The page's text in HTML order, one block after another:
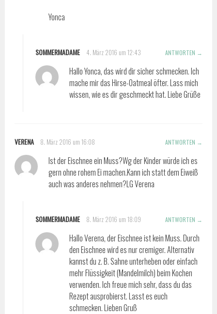
Yonca
SOMMERMADAME 4. März 2016 um 12:43 ANTWORTEN
Hallo Yonca, das wird dir sicher schmecken. Ich
mache mir das Hirse-Oatmeal öfter. Lass mich
wissen, wie es dir geschmeckt hat. Liebe Grüße
VERENA 8. März 2016 um 16:08 ANTWORTEN
Ist der Eischnee ein Muss?Wg der Kinder würde ich es
gern ohne rohem Ei machen.Kann ich statt dem Eiweiß
auch was anderes nehmen?LG Verena
SOMMERMADAME 8. März 2016 um 18:09 ANTWORTEN
Hallo Verena, der Eischnee ist kein Muss. Durch
den Eischnee wird es nur cremiger. Alternativ
kannst du z. B. Sahne unterheben oder einfach
mehr Flüssigkeit (Mandelmilch) beim Kochen
verwenden. Ich freue mich sehr, dass du das
Rezept ausprobierst. Lasst es euch
schmecken. Lieben Gruß